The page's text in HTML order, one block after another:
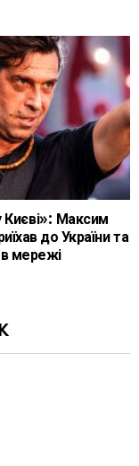
Києві»: Максим
до України та
в мережі